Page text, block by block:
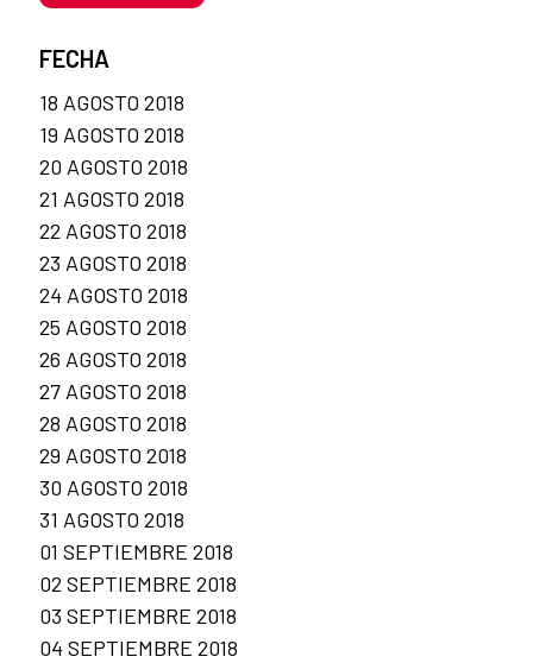
FECHA
18 AGOSTO 2018
19 AGOSTO 2018
20 AGOSTO 2018
21 AGOSTO 2018
22 AGOSTO 2018
23 AGOSTO 2018
24 AGOSTO 2018
25 AGOSTO 2018
26 AGOSTO 2018
27 AGOSTO 2018
28 AGOSTO 2018
29 AGOSTO 2018
30 AGOSTO 2018
31 AGOSTO 2018
01 SEPTIEMBRE 2018
02 SEPTIEMBRE 2018
03 SEPTIEMBRE 2018
04 SEPTIEMBRE 2018